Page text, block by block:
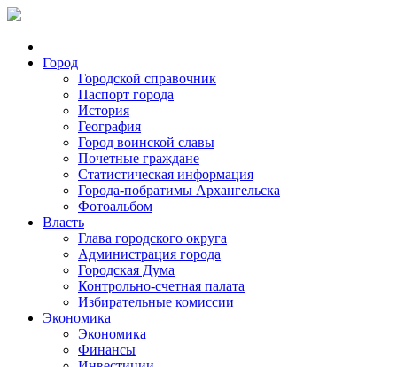
Город
Городской справочник
Паспорт города
История
География
Город воинской славы
Почетные граждане
Статистическая информация
Города-побратимы Архангельска
Фотоальбом
Власть
Глава городского округа
Администрация города
Городская Дума
Контрольно-счетная палата
Избирательные комиссии
Экономика
Экономика
Финансы